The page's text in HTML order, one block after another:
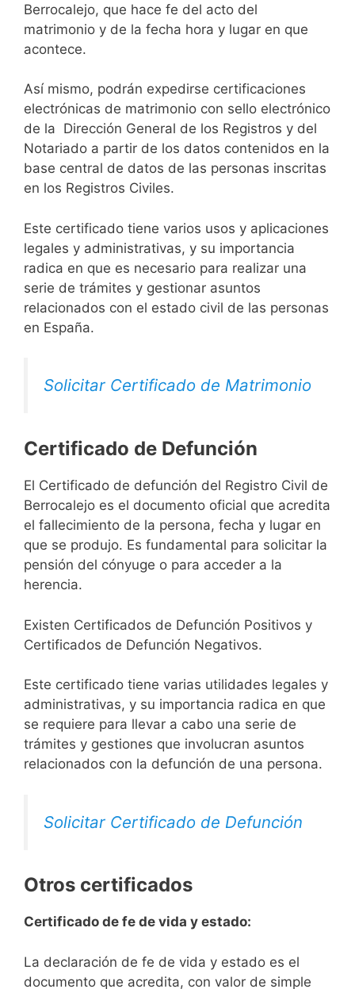
Berrocalejo, que hace fe del acto del
matrimonio y de la fecha hora y lugar en que
acontece.
Así mismo, podrán expedirse certificaciones
electrónicas de matrimonio con sello electrónico
de la Dirección General de los Registros y del
Notariado a partir de los datos contenidos en la
base central de datos de las personas inscritas
en los Registros Civiles.
Este certificado tiene varios usos y aplicaciones
legales y administrativas, y su importancia
radica en que es necesario para realizar una
serie de trámites y gestionar asuntos
relacionados con el estado civil de las personas
en España.
Solicitar Certificado de Matrimonio
Certificado de Defunción
El Certificado de defunción del Registro Civil de
Berrocalejo es el documento oficial que acredita
el fallecimiento de la persona, fecha y lugar en
que se produjo. Es fundamental para solicitar la
pensión del cónyuge o para acceder a la
herencia.
Existen Certificados de Defunción Positivos y
Certificados de Defunción Negativos.
Este certificado tiene varias utilidades legales y
administrativas, y su importancia radica en que
se requiere para llevar a cabo una serie de
trámites y gestiones que involucran asuntos
relacionados con la defunción de una persona.
Solicitar Certificado de Defunción
Otros certificados
Certificado de fe de vida y estado:
La declaración de fe de vida y estado es el
documento que acredita, con valor de simple